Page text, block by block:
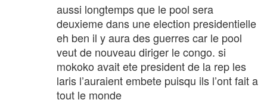
aussi longtemps que le pool sera
deuxieme dans une election presidentielle
eh ben il y aura des guerres car le pool
veut de nouveau diriger le congo. si
mokoko avait ete president de la rep les
laris l’auraient embete puisqu ils l’ont fait a
tout le monde